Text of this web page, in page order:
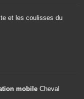
et les coulisses du
mobile Cheval